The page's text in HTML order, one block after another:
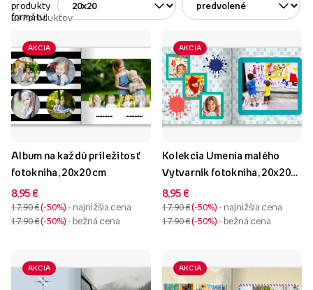
produkty
formátu:
237produktov
AKCIA
Album na každú príležitosť
fotokniha, 20x20 cm
8,95 €
17,90 € -50% - najnižšia cena
17,90 € -50% - bežná cena
AKCIA
Kolekcia Umenia malého
Vytvarnik fotokniha, 20x20
cm
8,95 €
17,90 € -50% - najnižšia cena
17,90 € -50% - bežná cena
AKCIA AKCIA